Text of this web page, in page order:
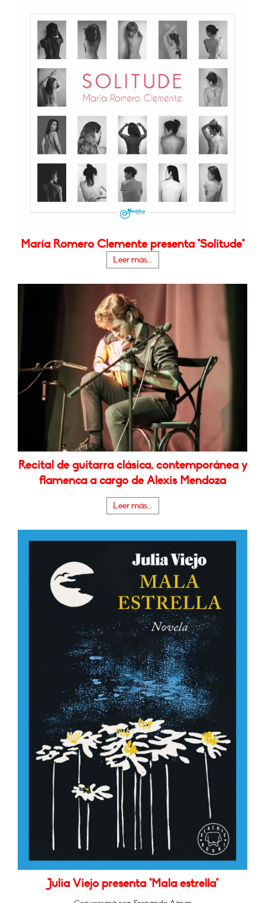
María Romero Clemente presenta "Solitude"
Leer más...
Recital de guitarra clásica, contemporánea y
flamenca a cargo de Alexis Mendoza
Leer más...
Julia Viejo presenta "Mala estrella"